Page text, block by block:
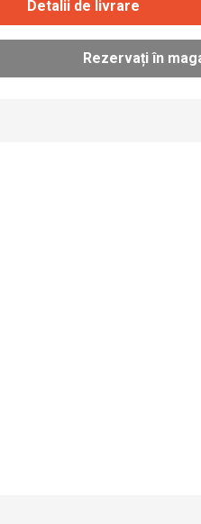
Detalii de livrare
Rezervați în